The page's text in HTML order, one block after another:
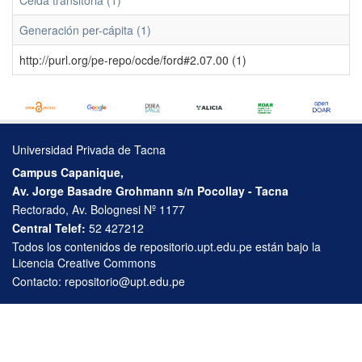
Generación per-cápita (1)
http://purl.org/pe-repo/ocde/ford#2.07.00 (1)
Universidad Privada de Tacna
Campus Capanique,
Av. Jorge Basadre Grohmann s/n Pocollay - Tacna
Rectorado, Av. Bolognesi Nº 1177
Central Telef: 52 427212
Todos los contenidos de repositorio.upt.edu.pe están bajo la
Licencia Creative Commons
Contacto: repositorio@upt.edu.pe